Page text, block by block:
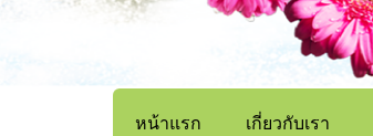
หน้าแรก เกี่ยวกับเรา